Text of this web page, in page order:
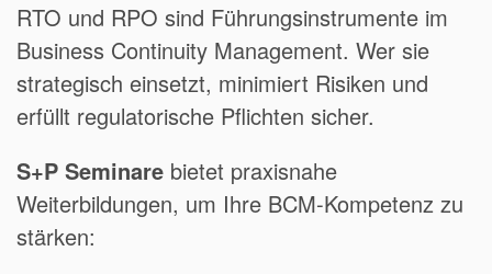
RTO und RPO sind Führungsinstrumente im
Business Continuity Management. Wer sie
strategisch einsetzt, minimiert Risiken und
erfüllt regulatorische Pflichten sicher.
S+P Seminare bietet praxisnahe
Weiterbildungen, um Ihre BCM-Kompetenz zu
stärken: